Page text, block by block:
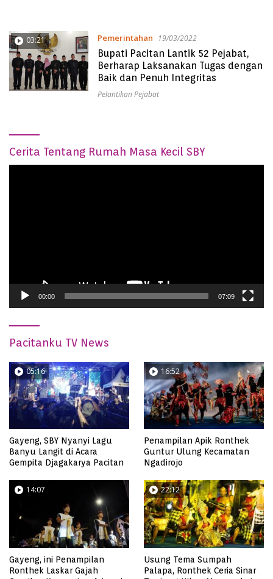
03:21 Pemerintahan 19/03/2022
Bupati Pacitan Lantik 52 Pejabat,
Berharap Laksanakan Tugas dengan
Baik dan Penuh Integritas
Pelantikan Pejabat
Cerita Tentang Rumah Masa Kecil SBY
00:00 07:09
Pacitanku TV News
05:16
Gayeng, SBY Nyanyi Lagu
Banyu Langit di Acara
Gempita Djagakarya Pacitan
16:52
Penampilan Apik Ronthek
Guntur Ulung Kecamatan
Ngadirojo
14:07
Gayeng, ini Penampilan
Ronthek Laskar Gajah
22:12
Usung Tema Sumpah
Palapa, Ronthek Ceria Sinar